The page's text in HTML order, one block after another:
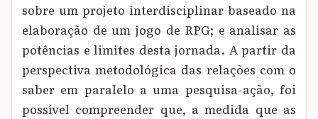
sobre um projeto interdisciplinar baseado na
elaboração de um jogo de RPG; e analisar as
potências e limites desta jornada. A partir da
perspectiva metodológica das relações com o
saber em paralelo a uma pesquisa-ação, foi
possível compreender que, a medida que as